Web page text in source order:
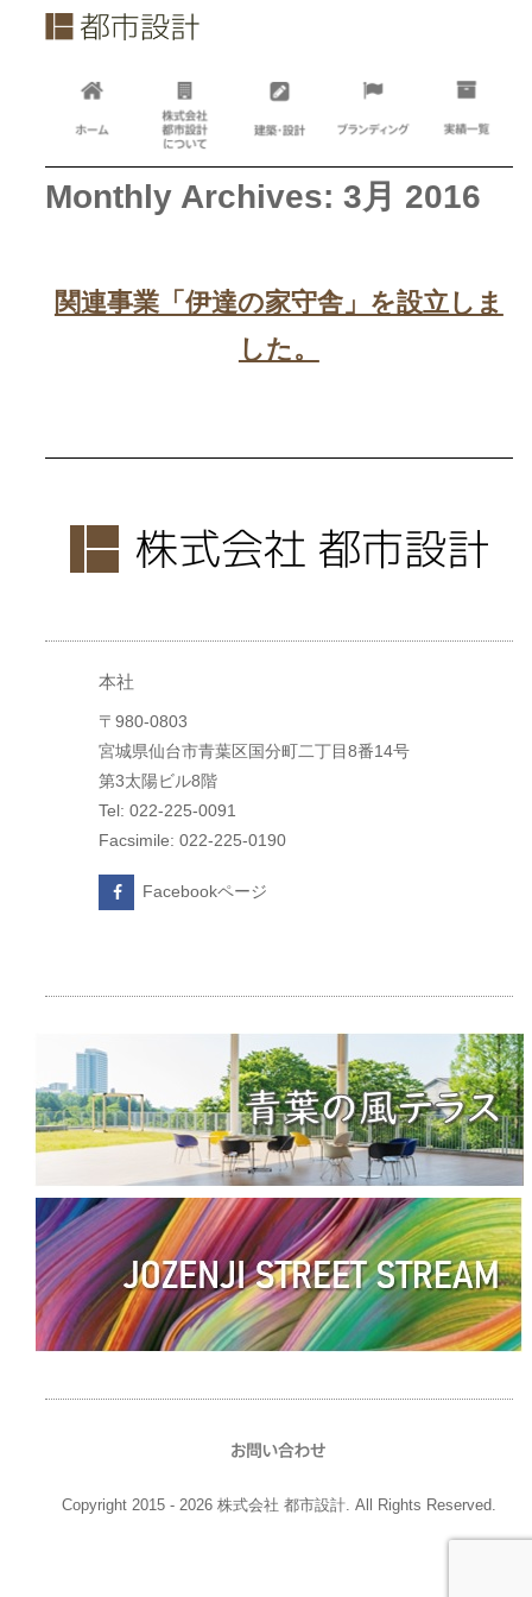
Monthly Archives: 3月 2016
関連事業「伊達の家守舎」を設立しま
した。
本社
〒980-0803
宮城県仙台市青葉区国分町二丁目8番14号
第3太陽ビル8階
Tel: 022-225-0091
Facsimile: 022-225-0190
Facebookページ
Copyright 2015 - 2026 株式会社 都市設計. All Rights Reserved.